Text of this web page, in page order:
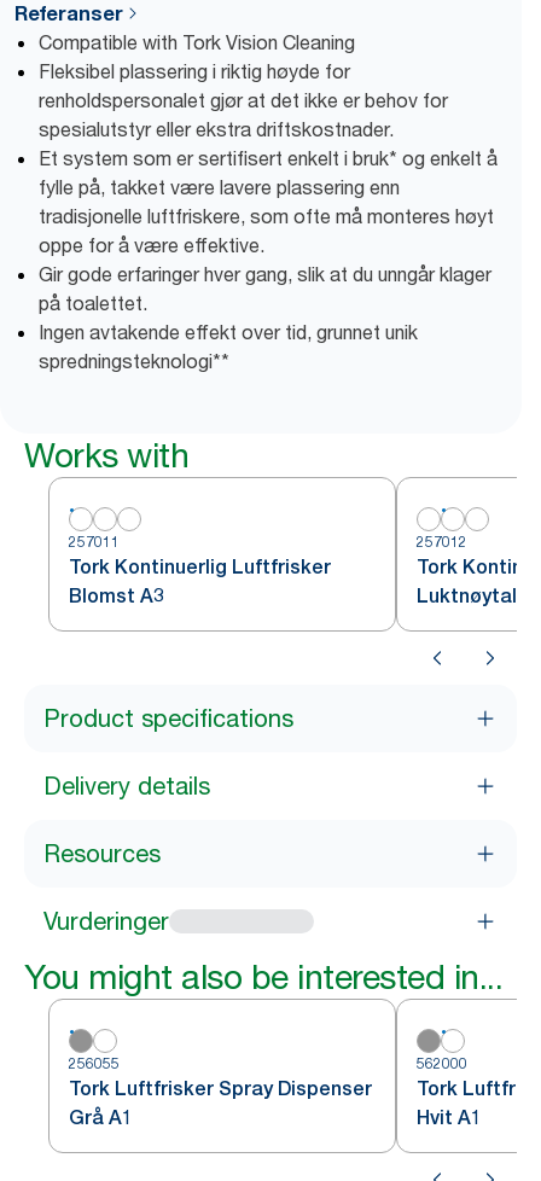
Referanser
Compatible with Tork Vision Cleaning
Fleksibel plassering i riktig høyde for
renholdspersonalet gjør at det ikke er behov for
spesialutstyr eller ekstra driftskostnader.
Et system som er sertifisert enkelt i bruk* og enkelt å
fylle på, takket være lavere plassering enn
tradisjonelle luftfriskere, som ofte må monteres høyt
oppe for å være effektive.
Gir gode erfaringer hver gang, slik at du unngår klager
på toalettet.
Ingen avtakende effekt over tid, grunnet unik
spredningsteknologi**
Works with
257011
Tork Kontinuerlig Luftfrisker
Blomst A3
257012
Tork
Product specifications
Delivery details
Resources
Vurderinger
You might also be interested in...
256055
Tork Luftfrisker Spray Dispenser
Grå A1
562000
Tork
Hvit A1